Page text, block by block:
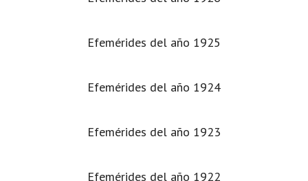
Efemérides del año 1925
Efemérides del año 1924
Efemérides del año 1923
Efemérides del año 1922